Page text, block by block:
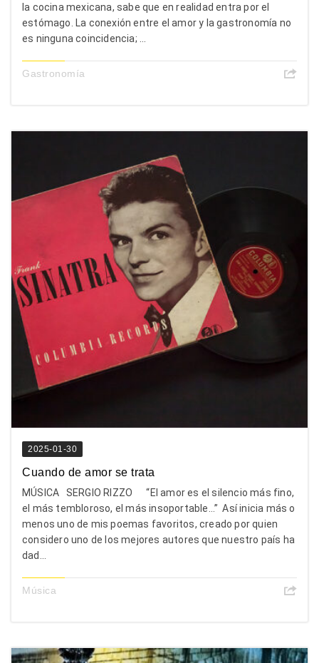
la cocina mexicana, sabe que en realidad entra por el
estómago. La conexión entre el amor y la gastronomía no
es ninguna coincidencia; ...
Gastronomía
2025-01-30
Cuando de amor se trata
MÚSICA SERGIO RIZZO “El amor es el silencio más fino,
el más tembloroso, el más insoportable…” Así inicia más o
menos uno de mis poemas favoritos, creado por quien
considero uno de los mejores autores que nuestro país ha
dad...
Música